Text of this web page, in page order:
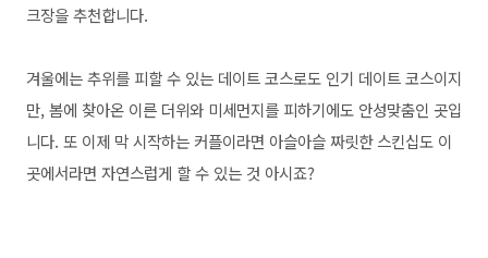
크장을 추천합니다.
겨울에는 추위를 피할 수 있는 데이트 코스로도 인기 데이트 코스이지
만, 봄에 찾아온 이른 더위와 미세먼지를 피하기에도 안성맞춤인 곳입
니다. 또 이제 막 시작하는 커플이라면 아슬아슬 짜릿한 스킨십도 이
곳에서라면 자연스럽게 할 수 있는 것 아시죠?